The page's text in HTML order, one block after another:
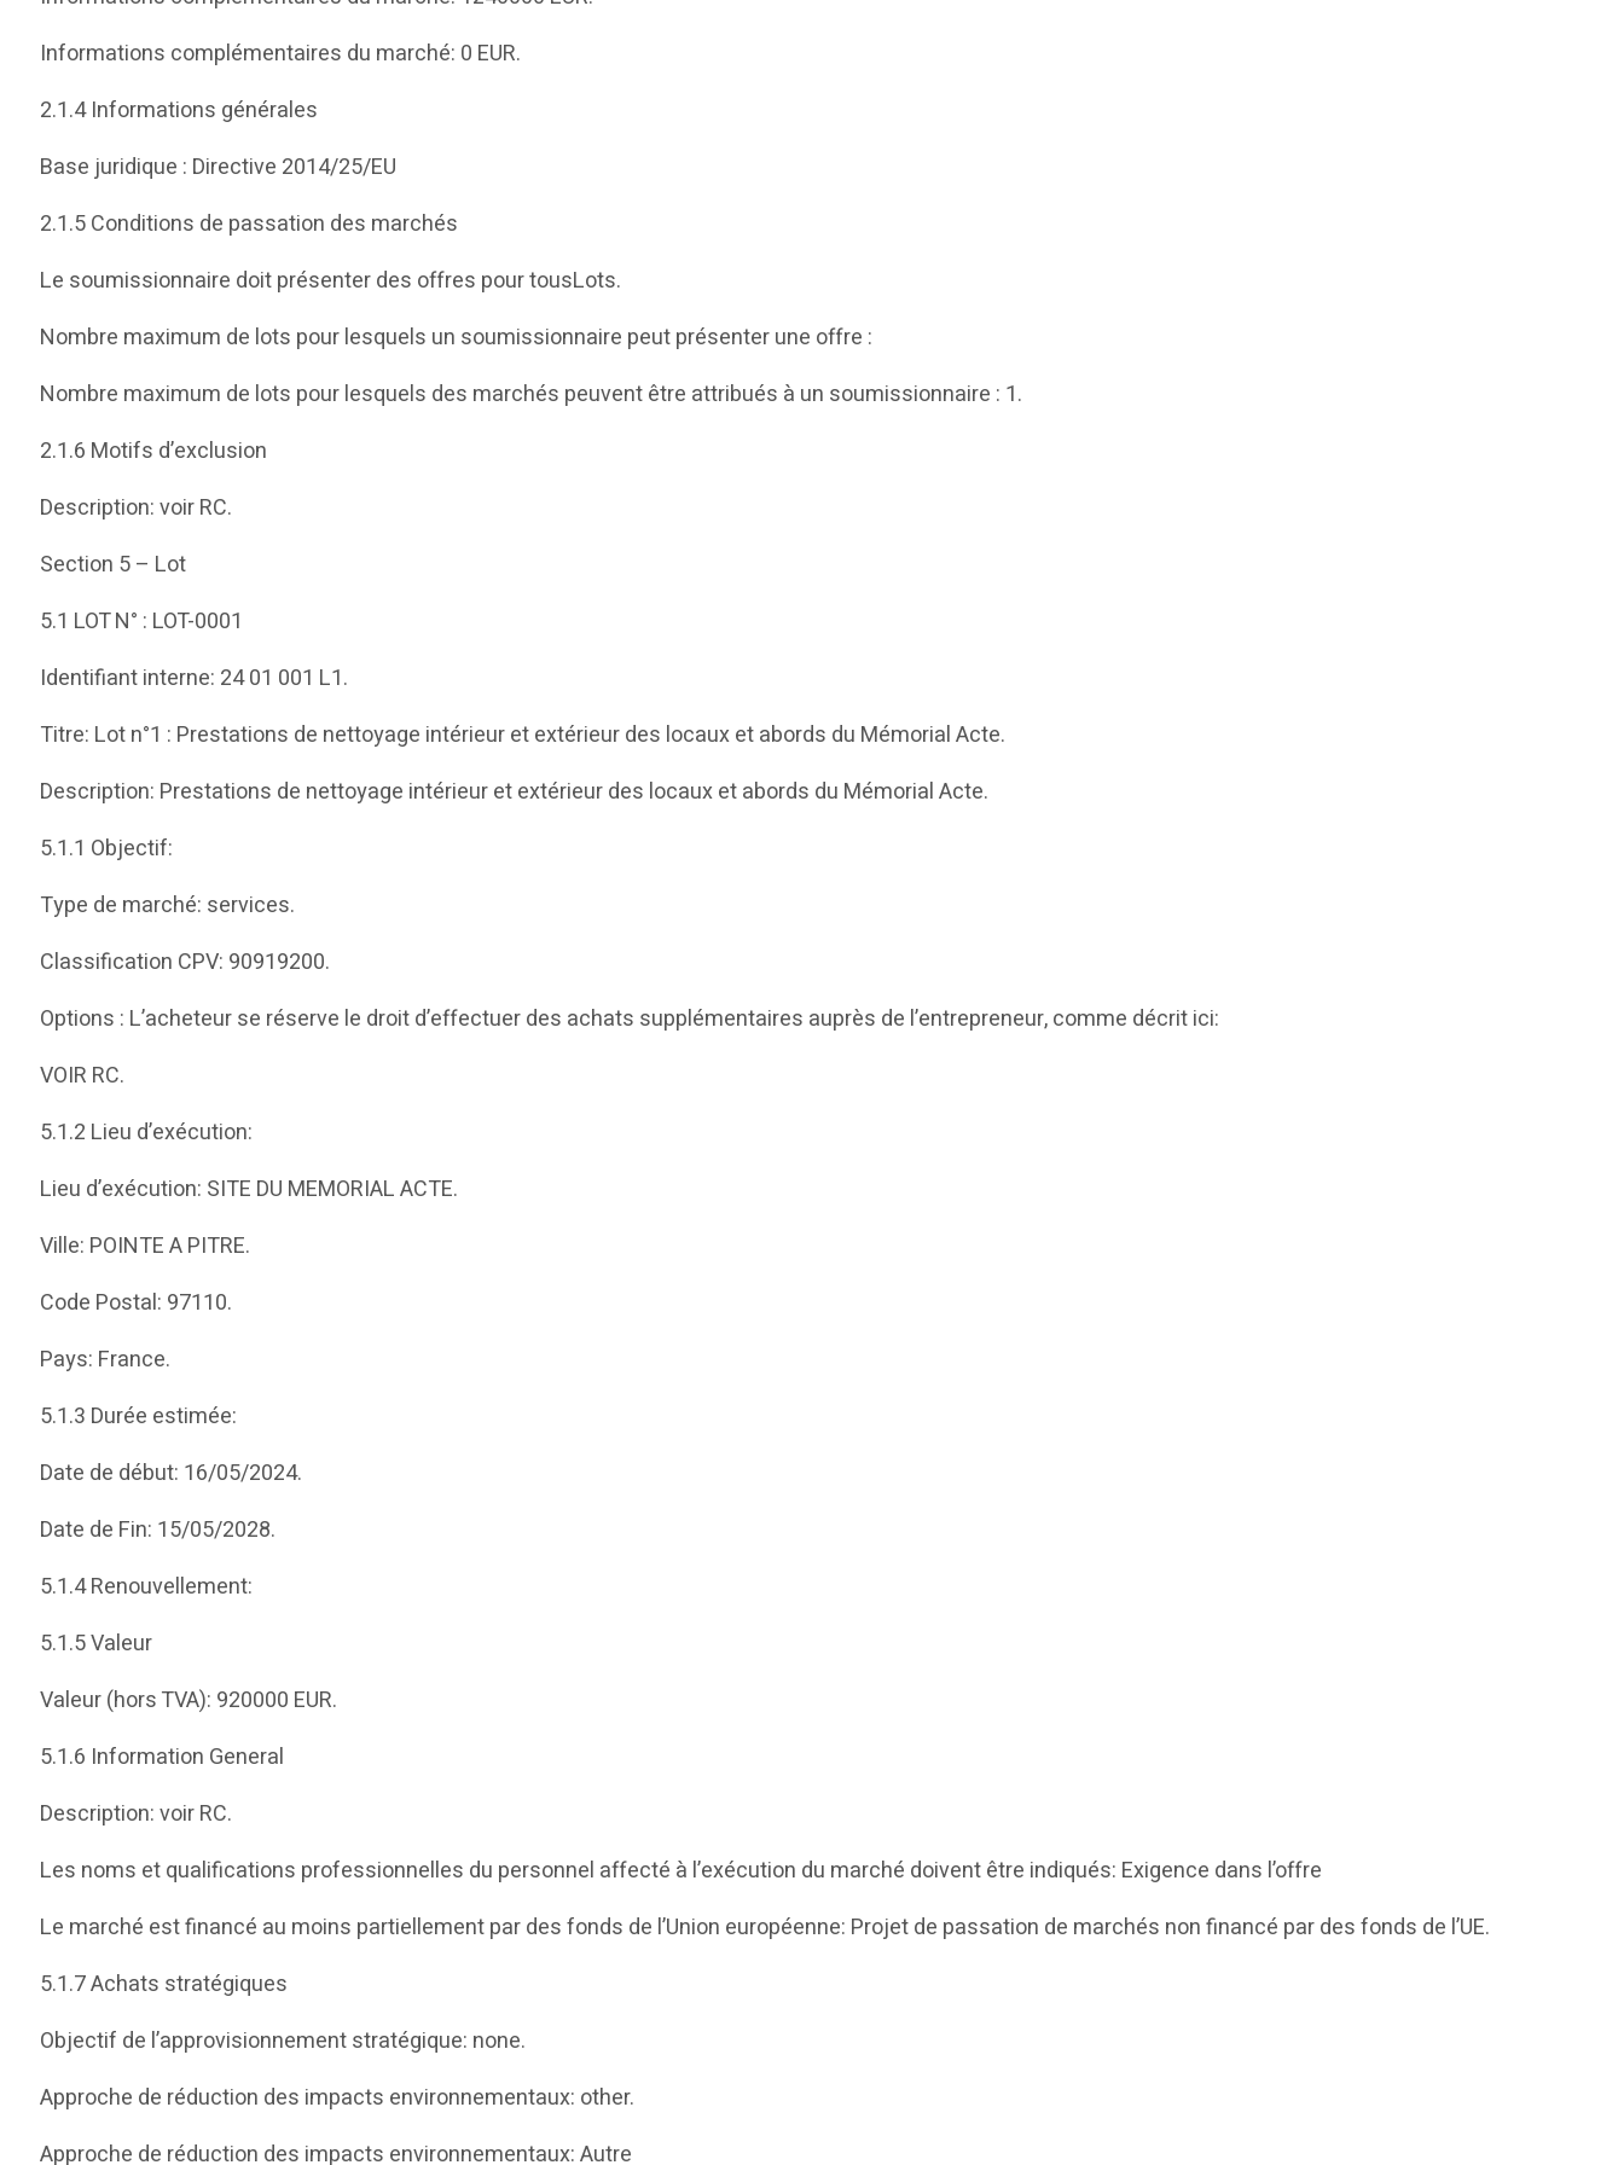
Informations complémentaires du marché: 0 EUR.
2.1.4 Informations générales
Base juridique : Directive 2014/25/EU
2.1.5 Conditions de passation des marchés
Le soumissionnaire doit présenter des offres pour tousLots.
Nombre maximum de lots pour lesquels un soumissionnaire peut présenter une offre :
Nombre maximum de lots pour lesquels des marchés peuvent être attribués à un soumissionnaire : 1.
2.1.6 Motifs d’exclusion
Description: voir RC.
Section 5 – Lot
5.1 LOT N° : LOT-0001
Identifiant interne: 24 01 001 L1.
Titre: Lot n°1 : Prestations de nettoyage intérieur et extérieur des locaux et abords du Mémorial Acte.
Description: Prestations de nettoyage intérieur et extérieur des locaux et abords du Mémorial Acte.
5.1.1 Objectif:
Type de marché: services.
Classification CPV: 90919200.
Options : L’acheteur se réserve le droit d’effectuer des achats supplémentaires auprès de l’entrepreneur, comme décrit ici:
VOIR RC.
5.1.2 Lieu d’exécution:
Lieu d’exécution: SITE DU MEMORIAL ACTE.
Ville: POINTE A PITRE.
Code Postal: 97110.
Pays: France.
5.1.3 Durée estimée:
Date de début: 16/05/2024.
Date de Fin: 15/05/2028.
5.1.4 Renouvellement:
5.1.5 Valeur
Valeur (hors TVA): 920000 EUR.
5.1.6 Information General
Description: voir RC.
Les noms et qualifications professionnelles du personnel affecté à l’exécution du marché doivent être indiqués: Exigence dans l’offre
Le marché est financé au moins partiellement par des fonds de l’Union européenne: Projet de passation de marchés non financé par des fonds de l’UE.
5.1.7 Achats stratégiques
Objectif de l’approvisionnement stratégique: none.
Approche de réduction des impacts environnementaux: other.
Approche de réduction des impacts environnementaux: Autre